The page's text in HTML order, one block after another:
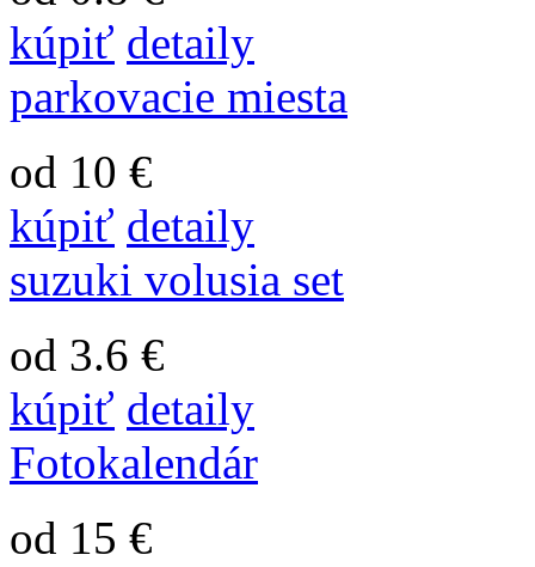
kúpiť detaily
parkovacie miesta
od 10 €
kúpiť detaily
suzuki volusia set
od 3.6 €
kúpiť detaily
Fotokalendár
od 15 €